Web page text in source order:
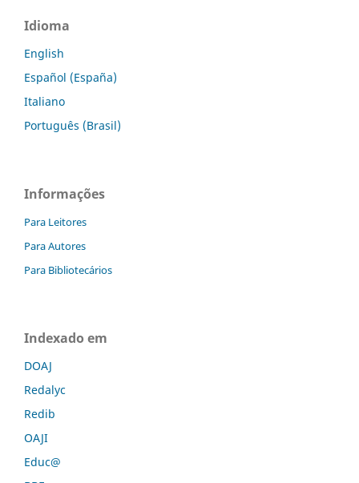
Idioma
English
Español (España)
Italiano
Português (Brasil)
Informações
Para Leitores
Para Autores
Para Bibliotecários
Indexado em
DOAJ
Redalyc
Redib
OAJI
Educ@